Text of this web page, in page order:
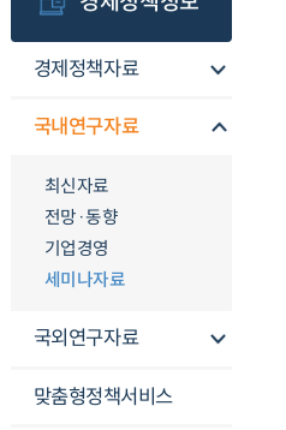
경제정책자료
국내연구자료
최신자료
전망·동향
기업경영
세미나자료
국외연구자료
맞춤형정책서비스